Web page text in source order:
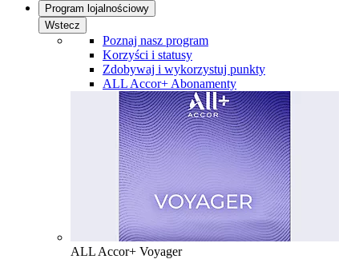
Program lojalnościowy
Wstecz
Poznaj nasz program
Korzyści i statusy
Zdobywaj i wykorzystuj punkty
ALL Accor+ Abonamenty
ALL Accor+ Voyager